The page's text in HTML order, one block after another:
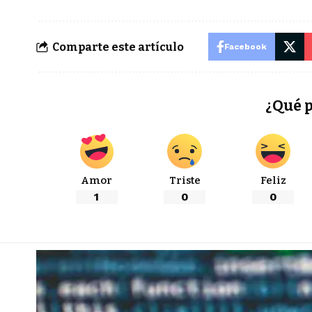
Comparte este artículo Facebook
¿Qué
Amor
1
Triste
0
Feliz
0